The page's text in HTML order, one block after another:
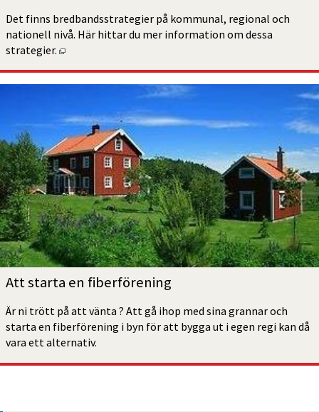
Det finns bredbandsstrategier på kommunal, regional och
nationell nivå. Här hittar du mer information om dessa
strategier.
Att starta en fiberförening
Är ni trött på att vänta ? Att gå ihop med sina grannar och
starta en fiberförening i byn för att bygga ut i egen regi kan då
vara ett alternativ.